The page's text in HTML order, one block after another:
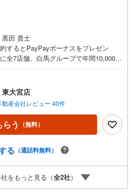
黒田 貴士
約するとPayPayボーナスをプレゼン
全7店舗、白馬グループで年間10,000人
金計画のプロが、より良いご提案をい
リモート見学・リモート相談サービス
家事で外出できない、天気が悪く外出
やZOOMなど無料のアプリですぐにご
・リモート見学はスタッフがご興味ある
をお届けします・写真では伝わりにく
っかり確認できます・リモート相談は
対1で・バーチャル背景でプライバシー
トナーに変わって予め確認も・別々の
で参加もできます・お気軽にご相談下
大宮店
動産会社レビュー 40件
う （無料）
る （通話料無料）
をもっと見る（全2社）